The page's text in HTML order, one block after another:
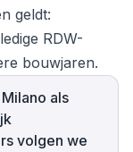
geldt:
RDW-
bouwjaren.
als
volgen we